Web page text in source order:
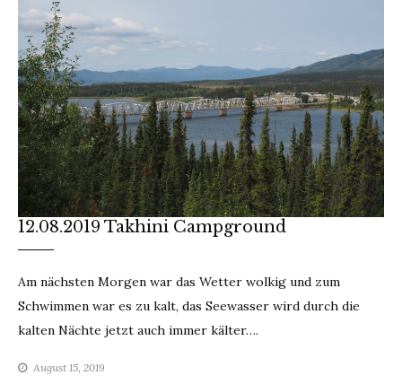
12.08.2019 Takhini Campground
Am nächsten Morgen war das Wetter wolkig und zum
Schwimmen war es zu kalt, das Seewasser wird durch die
kalten Nächte jetzt auch immer kälter….
August 15, 2019